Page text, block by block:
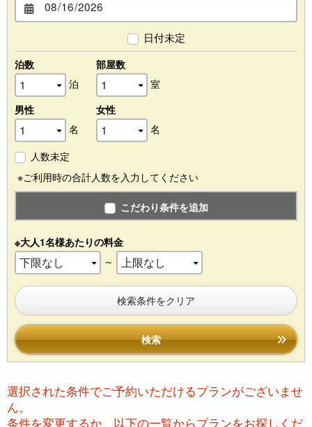
日付未定
泊数
泊
部屋数
室
男性
名
女性
名
人数未定
※ご利用時の合計人数を入力してください
こだわり条件を追加
※大人1名様あたりの料金
～
検索条件をクリア
検索
選択された条件でご予約いただけるプランがございませ
ん。
条件を変更するか、以下の一覧からプランをお探しくだ